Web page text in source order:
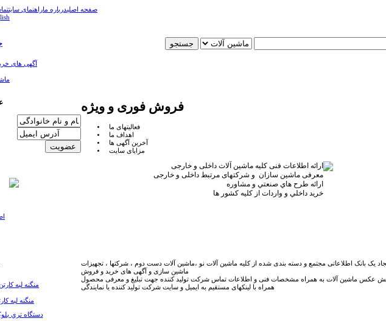
صفحه اصلیدرباره ماراهنمای سایت
آگهی های
منگنه لبه
فروش فوری و ویژه
ارائه اطلاعات فنی کلیه ماشین آلات داخلی و خارجی
معرفی ماشین سازان و شرکتهای مرتبط داخلی و خارجی
ارائه طرح هاي صنعتي و مشاوره
خريد داخلي و واردات از کليه کشور ها
یک بانک اطلاعاتی مجتمع و دسته بندی شده از کلیه ماشین آلات نو ،ماشین آلات دست دوم ، شرکتها ، تجهیزات
ماشین سازی و آگهی های خرید و فروش
عکس ماشین آلات به همراه مشخصات فنی و اطلاعات تماس شرکت تولید کننده جهت تبلیغ و معرفی محصول
همراه با لینکهای مستقیم به ایمیل و سایت شرکت تولید کننده یا نمایندگی